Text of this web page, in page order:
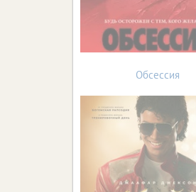
Обсессия